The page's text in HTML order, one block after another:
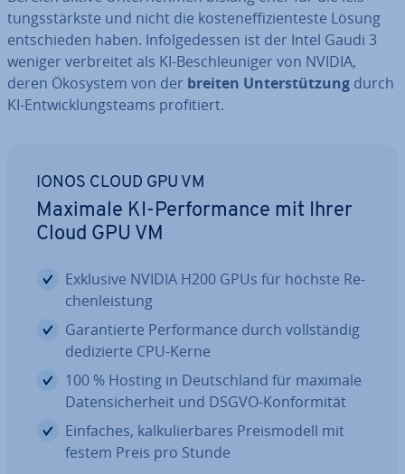
tungs­stärks­te und nicht die kos­ten­ef­fi­zi­en­tes­te Lösung
ent­schie­den haben. In­fol­ge­des­sen ist der Intel Gaudi 3
weniger ver­brei­tet als KI-Be­schleu­ni­ger von NVIDIA,
deren Ökosystem von der breiten Un­ter­stüt­zung durch
KI-Ent­wick­lungs­teams pro­fi­tiert.
IONOS CLOUD GPU VM
Maximale KI-Per­for­mance mit Ihrer
Cloud GPU VM
Exklusive NVIDIA H200 GPUs für höchste Re­
chen­leis­tung
Ga­ran­tier­te Per­for­mance durch voll­stän­dig
de­di­zier­te CPU-Kerne
100 % Hosting in Deutsch­land für maximale
Da­ten­si­cher­heit und DSGVO-Kon­for­mi­tät
Einfaches, kal­ku­lier­ba­res Preis­mo­dell mit
festem Preis pro Stunde